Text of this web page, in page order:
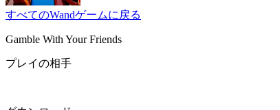
すべてのWandゲームに戻る
Gamble With Your Friends
プレイの相手